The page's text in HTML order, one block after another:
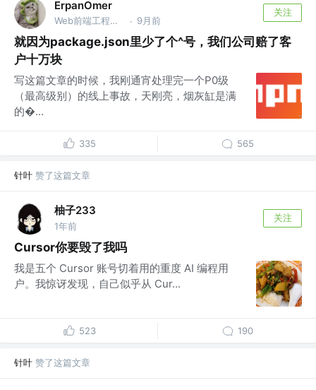
ErpanOmer
Web前端工程师 @跨境 · 9月前
关注
就因为package.json里少了个^号，我们公司赔了客
户十万块
写这篇文章的时候，我刚通宵处理完一个P0级
（最高级别）的线上事故，天刚亮，烟灰缸是满
的...
335 565
针叶 赞了这篇文章
柚子233
1年前
关注
Cursor你要毁了我吗
我是五个 Cursor 账号切着用的重度 AI 编程用
户。我惊讶发现，自己似乎从 Cur...
523 190
针叶 赞了这篇文章